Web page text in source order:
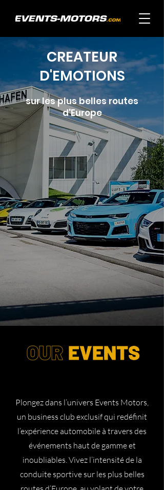
CREATEUR
D'EMOTIONS
sur les plus belles routes
d'Europe
Plongez dans l’univers Events Motors,
un business club exclusif qui redéfinit
l’expérience automobile à travers des
événements haut de gamme et
inoubliables. Vivez l’intensité de la
conduite sportive sur les plus belles